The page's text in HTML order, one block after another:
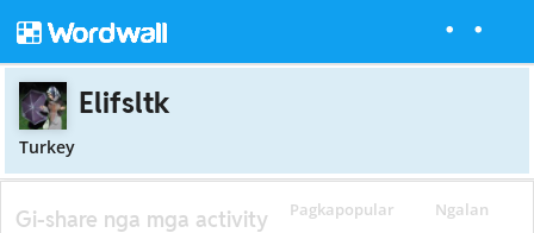
Elifsltk
Turkey
Pagkapopular Ngalan
Gi-share nga mga activity